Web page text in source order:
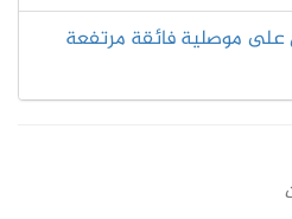
موصلية فائقة مرتفعة